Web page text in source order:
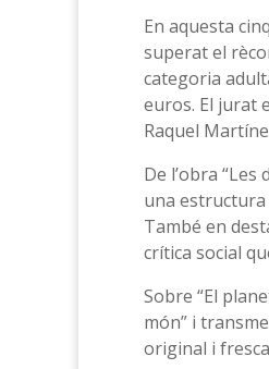
En aquesta
superat el
categoria
euros. El jurat
Raquel
De l’obra
una estructura
També en
crítica social
Sobre “El
món” i
original i